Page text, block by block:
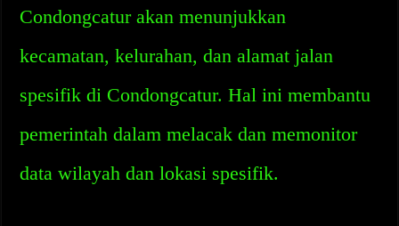
Condongcatur akan menunjukkan
kecamatan, kelurahan, dan alamat jalan
spesifik di Condongcatur. Hal ini membantu
pemerintah dalam melacak dan memonitor
data wilayah dan lokasi spesifik.